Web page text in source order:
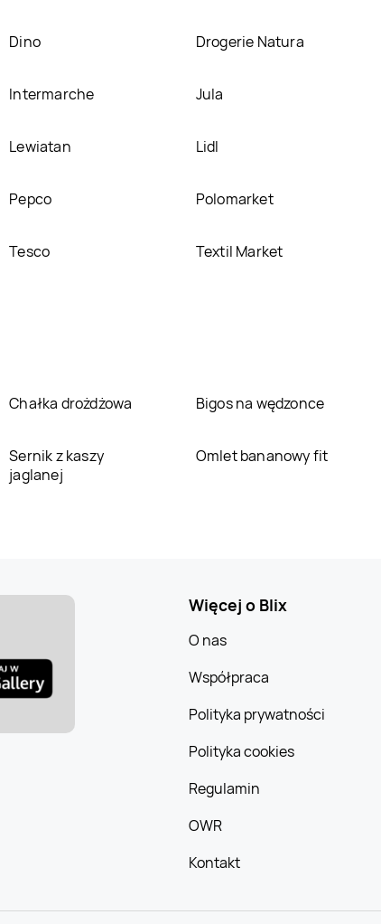
Dino Drogerie Natura
Intermarche Jula
Lewiatan Lidl
Pepco Polomarket
Tesco Textil Market
Chałka drożdżowa Bigos na wędzonce
Sernik z kaszy
jaglanej
Omlet bananowy fit
Więcej o Blix
O nas
Współpraca
Polityka prywatności
Polityka cookies
Regulamin
OWR
Kontakt